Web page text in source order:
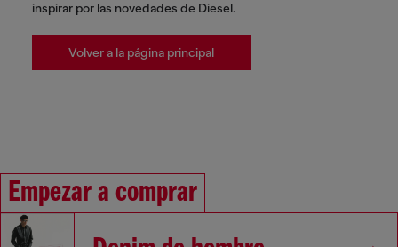
inspirar por las novedades de Diesel.
Volver a la página principal
Empezar a comprar